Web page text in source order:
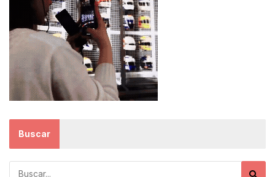
Buscar